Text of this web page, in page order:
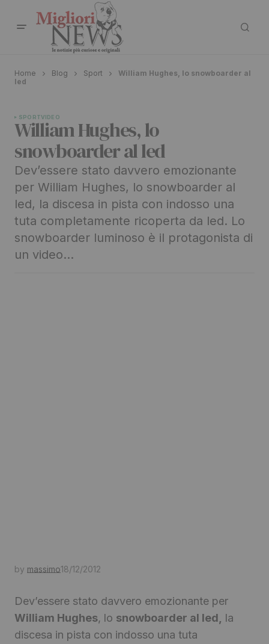
Home Blog Sport
William Hughes, lo snowboarder al
led
SPORTVIDEO
William Hughes, lo
snowboarder al led
Dev’essere stato davvero emozionante
per William Hughes, lo snowboarder al
led, la discesa in pista con indosso una
tuta completamente ricoperta da led. Lo
snowboarder luminoso è il protagonista di
un video…
by massimo18/12/2012
Dev’essere stato davvero emozionante per
William Hughes, lo snowboarder al led, la
discesa in pista con indosso una tuta